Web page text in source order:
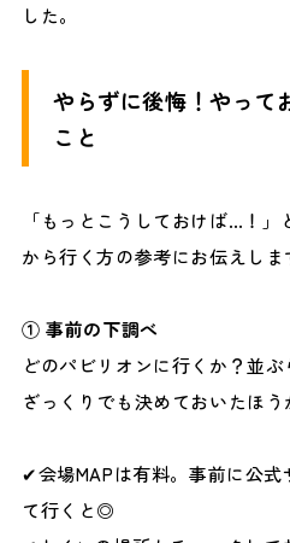
した。
やらずに後悔！やって
こと
「もっとこうしておけば…！
から行く方の参考にお伝えしま
① 事前の下調べ
どのパビリオンに行くか？並
ざっくりでも決めておいたほう
✔会場MAPは有料。事前に公式
て行くと◎